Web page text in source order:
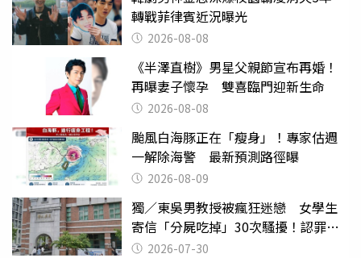
轉戰菲律賓近況曝光
2026-08-08
《半澤直樹》男星父親節宣布再婚！
再曝妻子懷孕 雙喜臨門迎新生命
2026-08-08
颱風白海豚正在「瘦身」！專家估週
一解除海警 最新預測路徑曝
2026-08-09
獨／東吳男教授被瘋狂迷戀 女學生
寄信「分屍吃掉」30次騷擾！認罪免
關 2026-07-30